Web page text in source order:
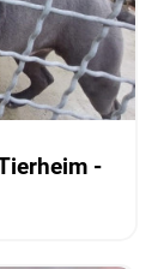
-